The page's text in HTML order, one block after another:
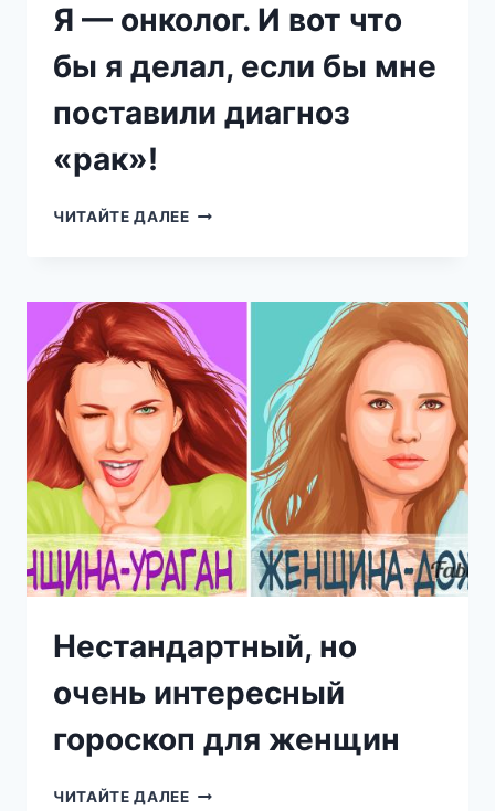
Я — онколог. И вот что
бы я делал, если бы мне
поставили диагноз
«рак»!
ЧИТАЙТЕ ДАЛЕЕЯ
ВОТ
ЧТО
БЫ
Я
ДЕЛАЛ,
ЕСЛИ
БЫ
МНЕ
ПОСТАВИЛИ
ДИАГНОЗ
«РАК»!
Нестандартный, но
очень интересный
гороскоп для женщин
ЧИТАЙТЕ ДАЛЕЕНЕСТАНДАРТНЫЙ,